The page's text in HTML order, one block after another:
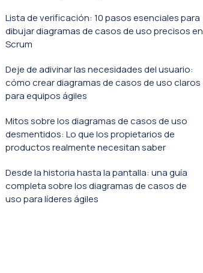
Lista de verificación: 10 pasos esenciales para
dibujar diagramas de casos de uso precisos en
Scrum
Deje de adivinar las necesidades del usuario:
cómo crear diagramas de casos de uso claros
para equipos ágiles
Mitos sobre los diagramas de casos de uso
desmentidos: Lo que los propietarios de
productos realmente necesitan saber
Desde la historia hasta la pantalla: una guía
completa sobre los diagramas de casos de
uso para líderes ágiles